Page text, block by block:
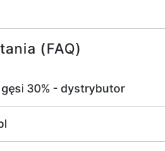
(FAQ)
30% - dystrybutor